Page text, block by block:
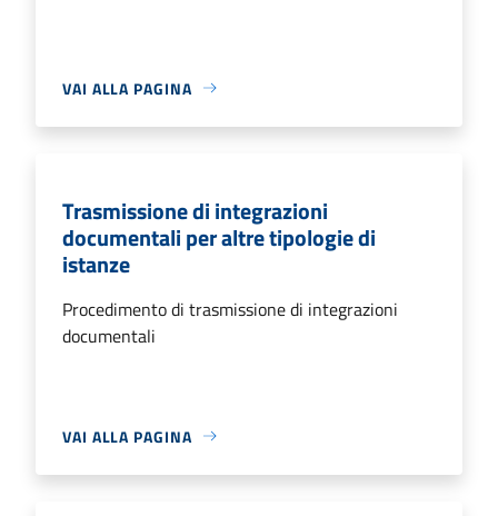
VAI ALLA PAGINA
Trasmissione di integrazioni
documentali per altre tipologie di
istanze
Procedimento di trasmissione di integrazioni
documentali
VAI ALLA PAGINA